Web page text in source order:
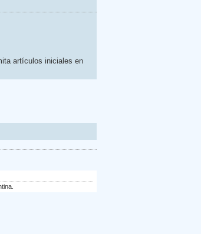
artículos iniciales en